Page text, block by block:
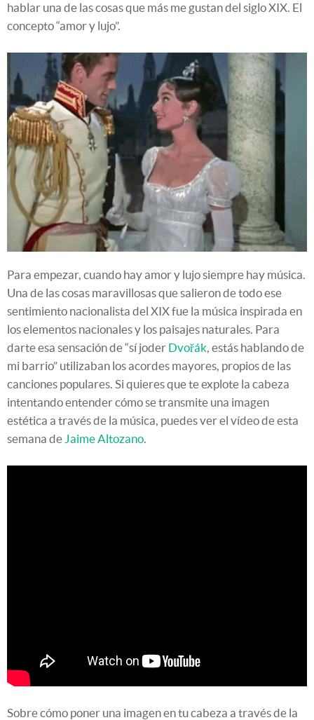
hablar una de las cosas que más me gustan del siglo XIX. El
concepto “amor y lujo”.
Para empezar, cuando hay amor y lujo siempre hay música.
Una de las cosas maravillosas que salieron de todo ese
sentimiento nacionalista del XIX fue la música inspirada en
los elementos nacionales y los paisajes naturales. Para
darte esa sensación de “sí joder Dvořák, estás hablando de
mi barrio” utilizaban los acordes mayores, propios de las
canciones populares. Si quieres que te explote la cabeza
intentando entender cómo se transmite una imagen
estética a través de la música, puedes ver el vídeo de esta
semana de Jaime Altozano.
Sobre cómo poner una imagen en tu cabeza a través de la